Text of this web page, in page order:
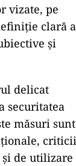
vizate, pe
clară a
și
delicat
securitatea
măsuri sunt
criticii
de utilizare